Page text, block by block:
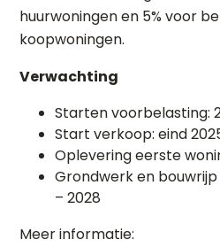
huurwoningen en 5% voor
koopwoningen.
Verwachting
Starten voorbelasting:
Start verkoop: eind
Oplevering eerste
Grondwerk en
– 2028
Meer informatie: